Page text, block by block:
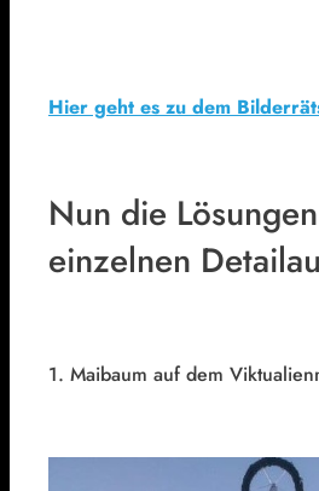
Hier geht es zu dem
Nun die
einzelnen
1. Maibaum auf dem